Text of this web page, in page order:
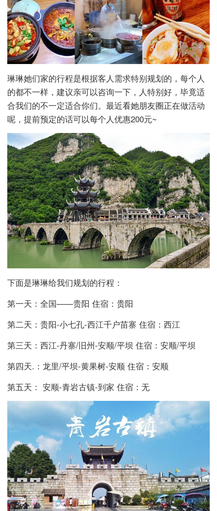
琳琳她们家的行程是根据客人需求特别规划的，每个人
的都不一样，建议亲可以咨询一下，人特别好，毕竟适
合我们的不一定适合你们。最近看她朋友圈正在做活动
呢，提前预定的话可以每个人优惠200元~
下面是琳琳给我们规划的行程：
第一天：全国——贵阳 住宿：贵阳
第二天：贵阳-小七孔-西江千户苗寨 住宿：西江
第三天：西江-丹寨/旧州-安顺/平坝 住宿：安顺/平坝
第四天.：龙里/平坝-黄果树-安顺 住宿：安顺
第五天： 安顺-青岩古镇-到家 住宿：无